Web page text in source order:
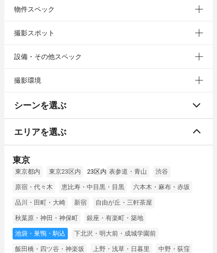
物件スペック
撮影スポット
設備・その他スペック
撮影環境
シーンを選ぶ
エリアを選ぶ
東京
東京都内 東京23区内 23区内 表参道・青山 渋谷
原宿・代々木 恵比寿・中目黒・目黒 六本木・麻布・赤坂
品川・田町・大崎 新宿 自由が丘・三軒茶屋
秋葉原・神田・神保町 銀座・有楽町・築地
池袋・巣鴨・駒込 下北沢・明大前・成城学園前
飯田橋・四ツ谷・神楽坂 上野・浅草・日暮里 中野・荻窪